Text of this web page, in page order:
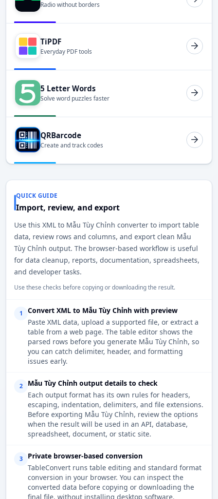
Radio without borders
TiPDF
Everyday PDF tools
5 Letter Words
Solve word puzzles faster
QRBarcode
Create and track codes
QUICK GUIDE
Import, review, and export
Use this XML to Mẫu Tùy Chỉnh converter to import table
data, review rows and columns, and export clean Mẫu
Tùy Chỉnh output. The browser-based workflow is useful
for data cleanup, reports, documentation, spreadsheets,
and developer tasks.
Use these checks before copying or downloading the result.
1
Convert XML to Mẫu Tùy Chỉnh with preview
Paste XML data, upload a supported file, or extract a
table from a web page. The table editor shows the
parsed rows before you generate Mẫu Tùy Chỉnh, so
you can catch delimiter, header, and formatting
issues early.
2
Mẫu Tùy Chỉnh output details to check
Each output format has its own rules for headers,
escaping, indentation, delimiters, and file extensions.
Before exporting Mẫu Tùy Chỉnh, review the options
when the result will be used in an API, database,
spreadsheet, document, or static site.
3
Private browser-based conversion
TableConvert runs table editing and standard format
conversion in your browser. You can inspect the
converted data before copying or downloading the
final file, without installing desktop software.